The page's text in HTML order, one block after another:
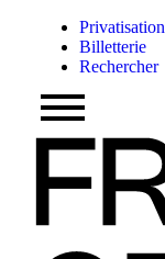
Privatisation
Billetterie
Rechercher